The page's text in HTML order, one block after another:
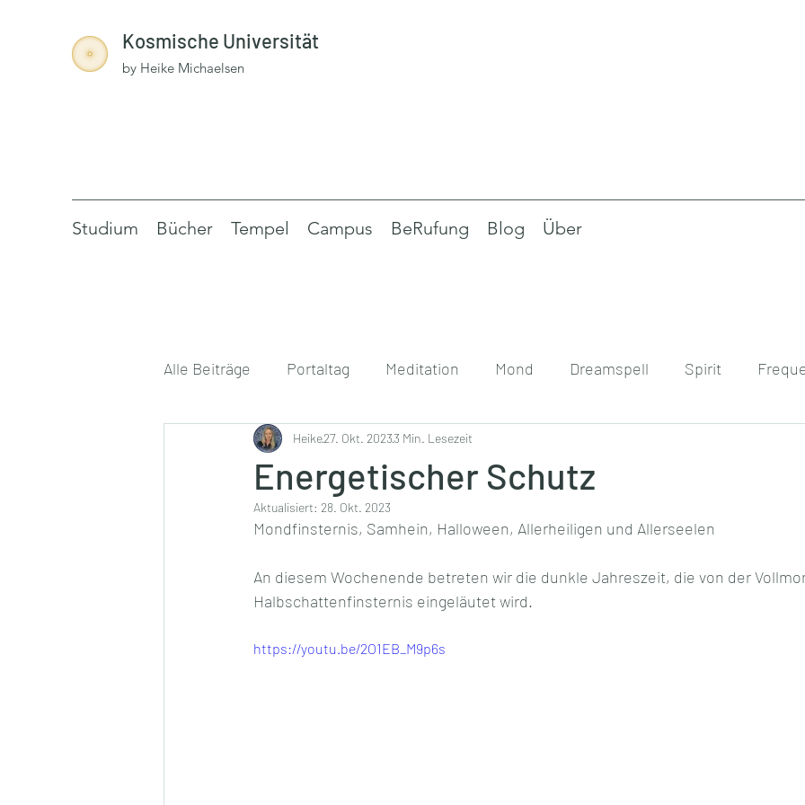
Kosmische Universität
by Heike Michaelsen
Studium Bücher Tempel Campus BeRufung Blog Über
Alle Beiträge Portaltag Meditation Mond Dreamspell Spirit
Ernährung
Energetischer Schutz
Heike27. Okt. 20233 Min. Lesezeit
Aktualisiert: 28. Okt. 2023
Mondfinsternis, Samhein, Halloween, Allerheiligen und Allerseelen
An diesem Wochenende betreten wir die dunkle Jahreszeit, die von der
Halbschattenfinsternis eingeläutet wird.
https://youtu.be/2O1EB_M9p6s